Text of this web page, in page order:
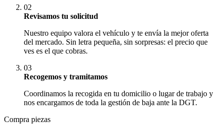
02
Revisamos tu solicitud
Nuestro equipo valora el vehículo y te envía la mejor oferta
del mercado. Sin letra pequeña, sin sorpresas: el precio que
ves es el que cobras.
03
Recogemos y tramitamos
Coordinamos la recogida en tu domicilio o lugar de trabajo y
nos encargamos de toda la gestión de baja ante la DGT.
Compra piezas